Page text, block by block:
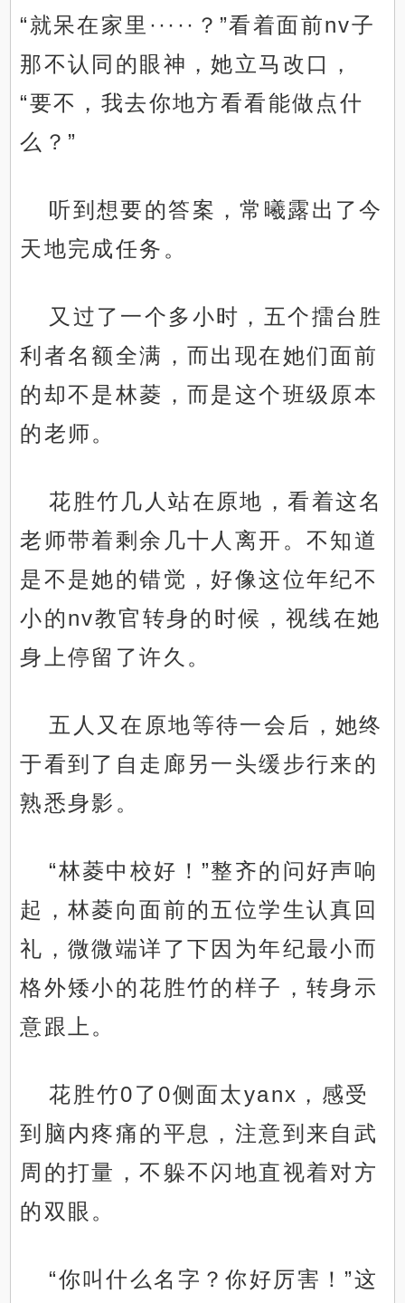
“就呆在家里·····？”看着面前nv子
那不认同的眼神，她立马改口，
“要不，我去你地方看看能做点什
么？”
听到想要的答案，常曦露出了今
天地完成任务。
又过了一个多小时，五个擂台胜
利者名额全满，而出现在她们面前
的却不是林菱，而是这个班级原本
的老师。
花胜竹几人站在原地，看着这名
老师带着剩余几十人离开。不知道
是不是她的错觉，好像这位年纪不
小的nv教官转身的时候，视线在她
身上停留了许久。
五人又在原地等待一会后，她终
于看到了自走廊另一头缓步行来的
熟悉身影。
“林菱中校好！”整齐的问好声响
起，林菱向面前的五位学生认真回
礼，微微端详了下因为年纪最小而
格外矮小的花胜竹的样子，转身示
意跟上。
花胜竹0了0侧面太yanx，感受
到脑内疼痛的平息，注意到来自武
周的打量，不躲不闪地直视着对方
的双眼。
“你叫什么名字？你好厉害！”这